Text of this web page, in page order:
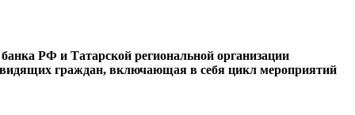
РФ и Татарской региональной организации
граждан, включающая в себя цикл мероприятий